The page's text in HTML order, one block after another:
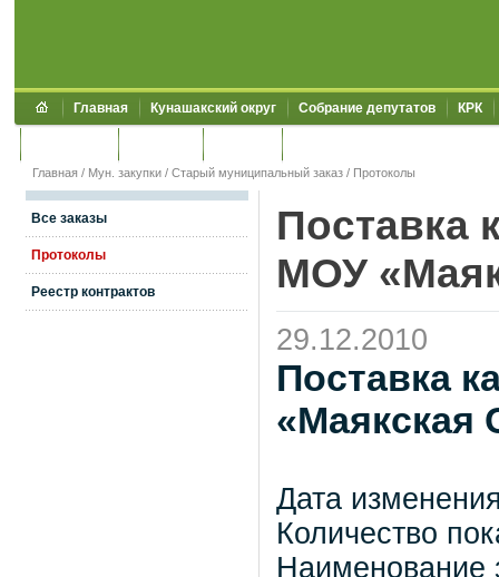
Главная Кунашакский округ Собрание депутатов КРК
Главная / Мун. закупки / Старый муниципальный заказ / Протоколы
Все заказы
Протоколы
Реестр контрактов
Поставка
МОУ
29.12.2010
Поставка
Дата
Количество
Наименование